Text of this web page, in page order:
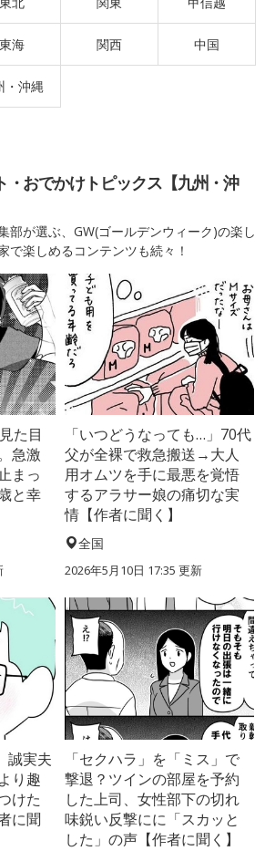
東海 関西 中国
・沖縄
・おでかけトピックス【九州・沖
部が選ぶ、GW(ゴールデンウィーク)の楽し
で楽しめるコンテンツも続々！
た目
急激
まっ
と幸
「いつどうなっても…」70代
父が全裸で救急搬送→大人
用オムツを手に最悪を覚悟
するアラサー娘の痛切な実
情【作者に聞く】
全国
2026年5月10日 17:35 更新
誠実夫
り趣
けた
に聞
「セクハラ」を「ミス」で
撃退？ツインの部屋を予約
した上司、女性部下の切れ
味鋭い反撃にに「スカッと
した」の声【作者に聞く】